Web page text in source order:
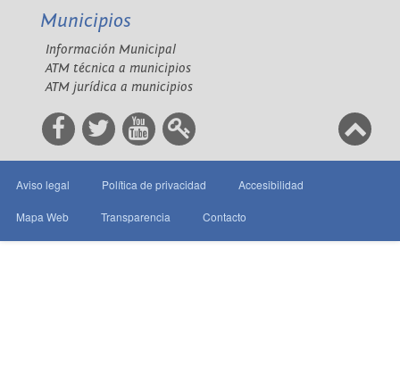
Municipios
Información Municipal
ATM técnica a municipios
ATM jurídica a municipios
Aviso legal Política de privacidad Accesibilidad
Mapa Web Transparencia Contacto